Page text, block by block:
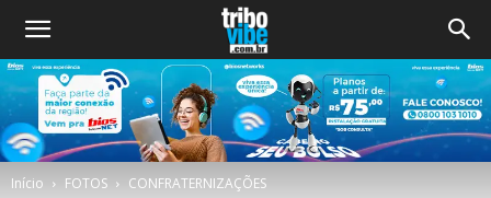
Início FOTOS CONFRATERNIZAÇÕES